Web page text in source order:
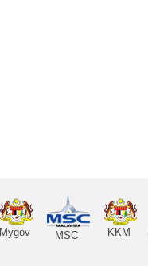
Mygov MSC KKM